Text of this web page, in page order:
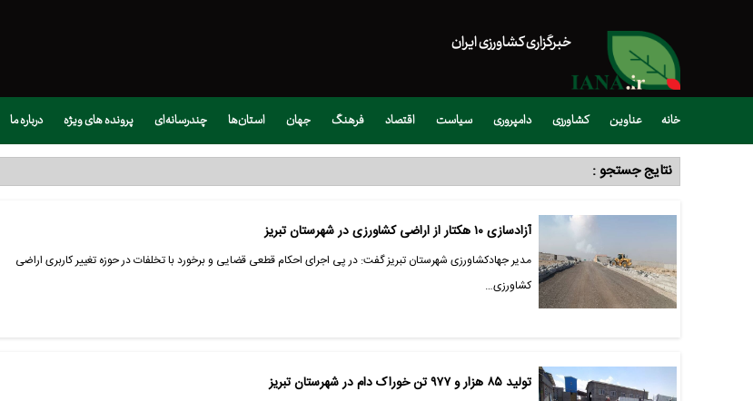
خبرگزاری کشاورزی ایران
خانه عناوین کشاورزی دامپروری سیاست اقتصاد فرهنگ جهان استان‌ها چندرسانه‌ای پرونده های ویژه درباره ما
نتایج جستجو :
آزادسازی ۱۰ هکتار از اراضی کشاورزی در شهرستان تبریز
مدیر جهادکشاورزی شهرستان تبریز گفت: در پی اجرای احکام قطعی قضایی و برخورد با تخلفات در حوزه تغییر کاربری اراضی
کشاورزی…
تولید ۸۵ هزار و ۹۷۷ تن خوراک دام در شهرستان تبریز